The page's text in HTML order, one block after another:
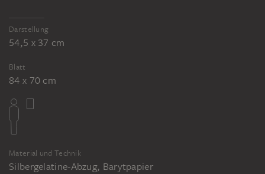
Darstellung
54,5 x 37 cm
Blatt
84 x 70 cm
Material und Technik
Silbergelatine-Abzug, Barytpapier